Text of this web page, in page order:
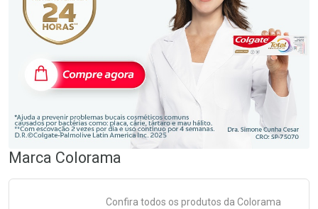
Marca Colorama
Confira todos os produtos da Colorama